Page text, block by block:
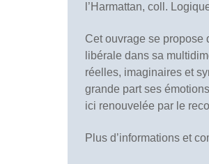
l’Harmattan, coll.
Cet ouvrage se propose
libérale dans sa
réelles, imaginaires et
grande part ses
ici renouvelée par le
Plus d’informations et